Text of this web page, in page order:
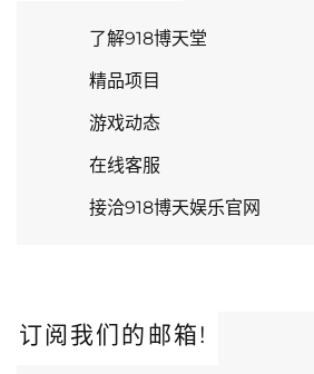
了解918博天堂
精品项目
游戏动态
在线客服
接洽918博天娱乐官网
订阅我们的邮箱!